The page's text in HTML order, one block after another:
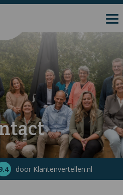
door Klantenvertellen.nl